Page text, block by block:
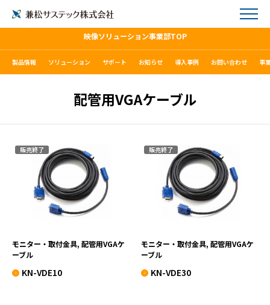
映像ソリューション事業部TOP
製品情報 ソリューション サポート お知らせ 導入事例 お問い合わせ 事
配管用VGAケーブル
販売終了
KN-VDE10
VIEW MORE
モニター・取付金具, 配管用VGAケ
ーブル
KN-VDE10
販売終了
KN-VDE30
VIEW MORE
モニター・取付金具, 配管用VGAケ
ーブル
KN-VDE30